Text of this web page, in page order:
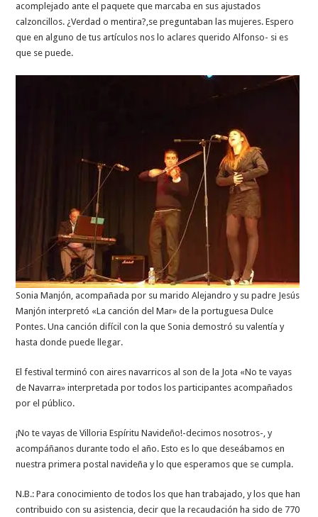
acomplejado ante el paquete que marcaba en sus ajustados
calzoncillos. ¿Verdad o mentira?,se preguntaban las mujeres. Espero
que en alguno de tus artículos nos lo aclares querido Alfonso- si es
que se puede.
Sonia Manjón, acompañada por su marido Alejandro y su padre Jesús
Manjón interpretó «La canción del Mar» de la portuguesa Dulce
Pontes. Una canción difícil con la que Sonia demostró su valentía y
hasta donde puede llegar.
El festival terminó con aires navarricos al son de la Jota «No te vayas
de Navarra» interpretada por todos los participantes acompañados
por el público.
¡No te vayas de Villoria Espíritu Navideño!-decimos nosotros-, y
acompáñanos durante todo el año. Esto es lo que deseábamos en
nuestra primera postal navideña y lo que esperamos que se cumpla.
N.B.: Para conocimiento de todos los que han trabajado, y los que han
contribuido con su asistencia, decir que la recaudación ha sido de 770